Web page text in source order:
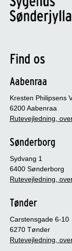
Find os
Aabenraa
Kresten Philipsens
6200 Aabenraa
Rutevejledning,
Sønderborg
Sydvang 1
6400 Sønderborg
Rutevejledning,
Tønder
Carstensgade 6-10
6270 Tønder
Rutevejledning,